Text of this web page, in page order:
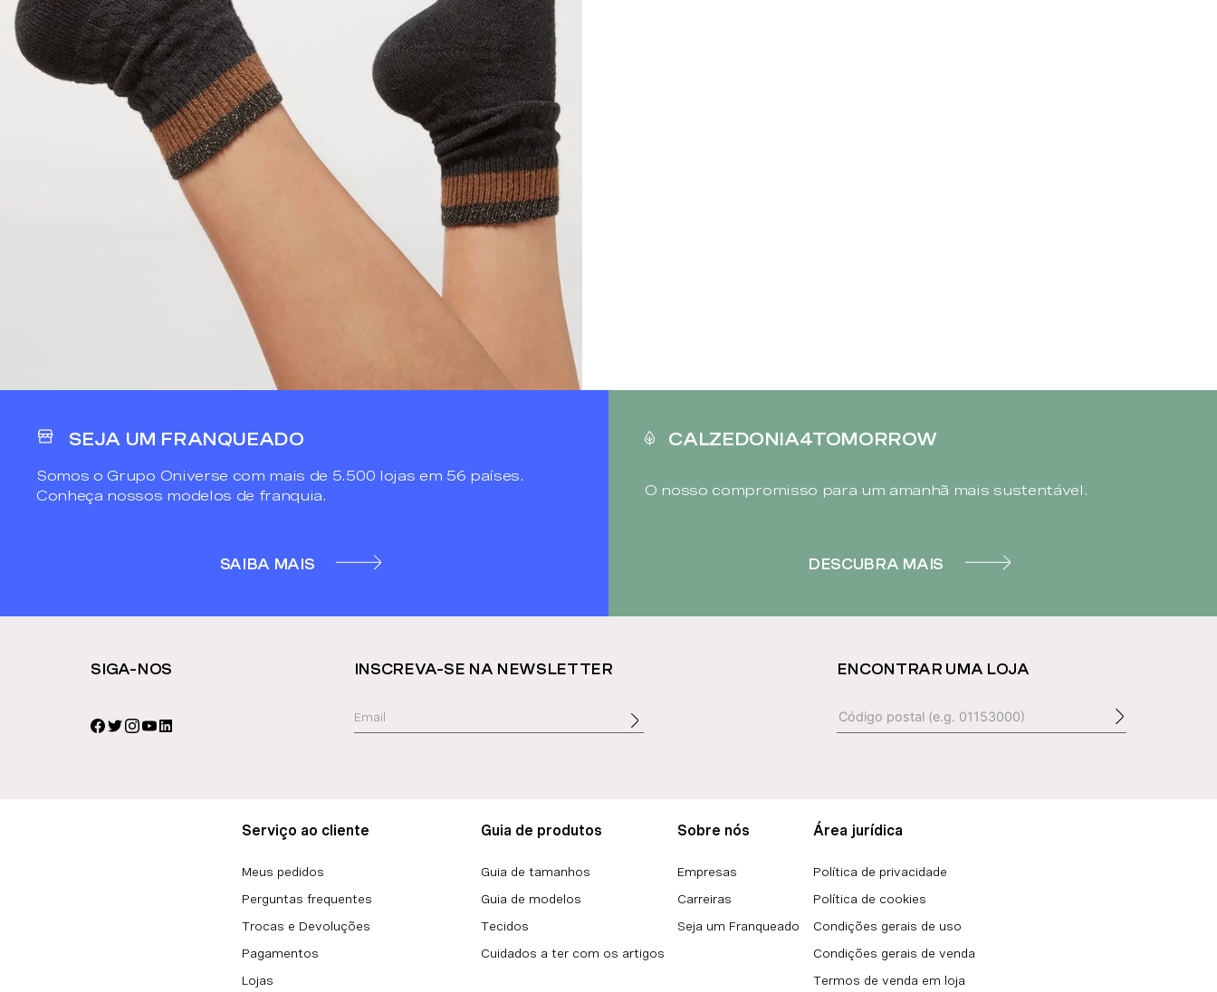
SEJA UM FRANQUEADO
Somos o Grupo Oniverse com mais de 5.500 lojas em 56 países.
Conheça nossos modelos de franquia.
SAIBA MAIS
CALZEDONIA4TOMORROW
O nosso compromisso para um amanhã mais sustentável.
DESCUBRA MAIS
SIGA-NOS INSCREVA-SE NA NEWSLETTER ENCONTRAR UMA LOJA
Serviço ao cliente
Meus pedidos
Perguntas frequentes
Trocas e Devoluções
Pagamentos
Lojas
Guia de produtos
Guia de tamanhos
Guia de modelos
Tecidos
Cuidados a ter com os artigos
Sobre nós
Empresas
Carreiras
Seja um Franqueado
Área jurídica
Política de privacidade
Política de cookies
Condições gerais de uso
Condições gerais de venda
Termos de venda em loja